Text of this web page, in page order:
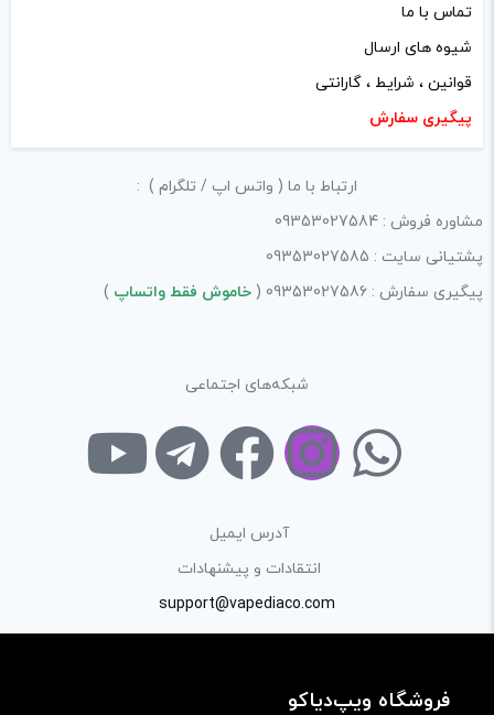
نام*
لازم است محتوای ارسالی منطبق برعرف و شئونات جامعه و با
بیانی رسمی و عاری از لحن تند، تمسخرو توهین باشد.
خودتان مثل شماره تماس، ایمیل و آی‌دی شبکه‌های اجتماعی
در نظر داشته باشید هدف نهایی از ارائه‌ی نظر درباره‌ی کالا
ارائه‌ی اطلاعات مشخص و دقیق برای راهنمایی سایر کاربران در
با توجه به ساختار بخش نظرات، از پرسیدن سوال یا درخواست
تماس با ما
شیوه های ارسال
قوانین ، شرایط ، گارانتی
پیگیری سفارش
ارتباط با ما ( واتس اپ / تلگرام ) :
مشاوره فروش : 09353027584
پشتیانی سایت : 09353027585
پیگیری سفارش : 09353027586 (
خاموش فقط واتساپ )
شبکه‌های اجتماعی
آدرس ایمیل
انتقادات و پیشنهادات
support@vapediaco.com
فروشگاه ویپ‌دیاکو